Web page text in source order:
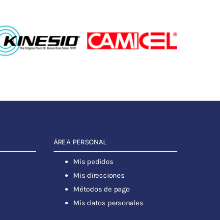
ÁREA PERSONAL
Mis pedidos
Mis direcciones
Métodos de pago
Mis datos personales